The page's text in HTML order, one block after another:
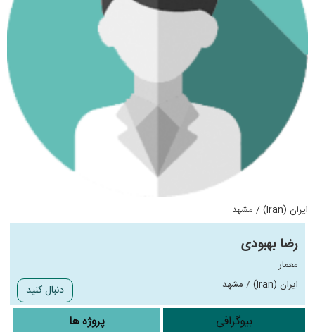
ایران (Iran) / مشهد
رضا بهبودی
معمار
ایران (Iran) / مشهد
دنبال کنید
بیوگرافی
پروژه ها